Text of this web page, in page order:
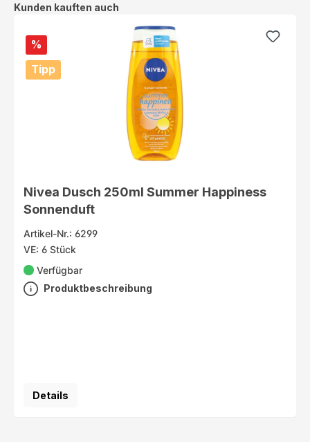
Produktgalerie überspringen
Kunden kauften auch
%
Tipp
Nivea Dusch 250ml Summer Happiness
Sonnenduft
Artikel-Nr.: 6299
VE: 6 Stück
Verfügbar
Produktbeschreibung
Details